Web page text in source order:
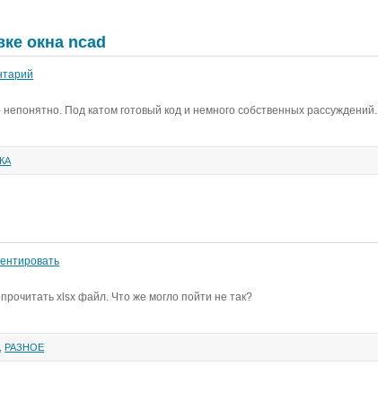
окна ncad
Под катом готовый код и немного собственных рассуждений.
xlsx файл. Что же могло пойти не так?
,РАЗНОЕ